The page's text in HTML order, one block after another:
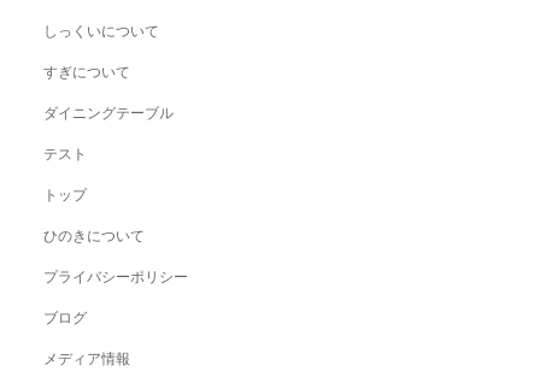
しっくいについて
すぎについて
ダイニングテーブル
テスト
トップ
ひのきについて
プライバシーポリシー
ブログ
メディア情報